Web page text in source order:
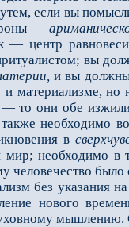
если вы
—
— центр
вы
и вы должны
материализме, но
то они обе
также необходимо
в
мир; необходимо в
человечество
без указания
нового
мышлению.